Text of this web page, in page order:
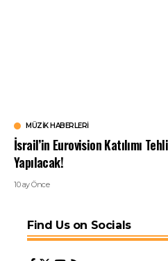
MÜZIK HABERLERI
İsrail’in Eurovision Katılımı
Yapılacak!
10 ay Önce
Find Us on Socials